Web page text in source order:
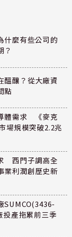
什麼有些公司的
？
醞釀？從大廠資
點
體需求 《麥克
場規模突破2.2兆
西門子調高全
業利潤創歷史新
SUMCO(3436-
產拖累前三季